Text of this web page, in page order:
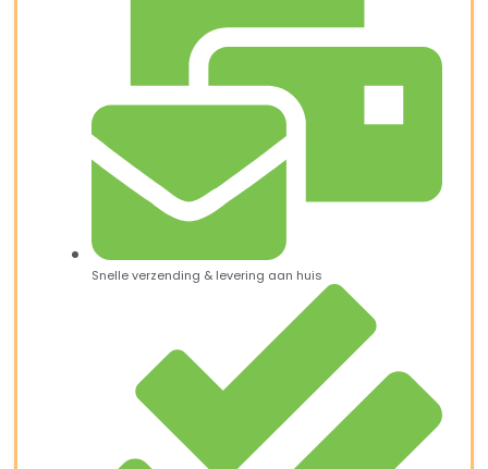
Snelle verzending & levering aan huis